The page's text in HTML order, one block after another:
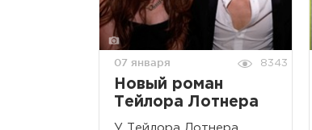
07 января 8343
Новый роман
Тейлора Лотнера